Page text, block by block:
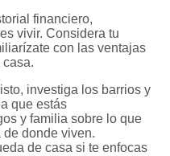
financiero,
vivir. Considera tu
con las ventajas
investiga los barrios y
que estás
y familia sobre lo que
de donde viven.
de casa si te enfocas